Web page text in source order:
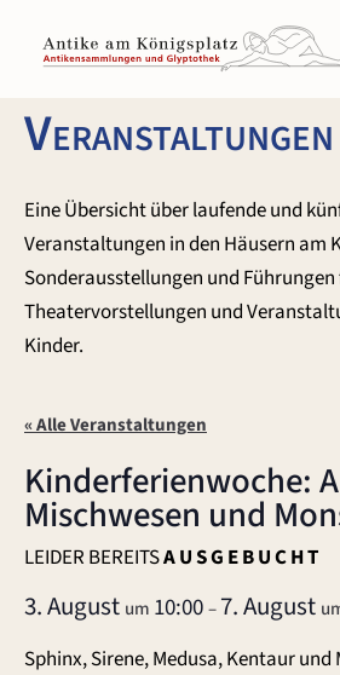
Inhalt
springen
Veranstaltungen
Eine Übersicht über laufende und
Veranstaltungen in den Häusern am
Sonderausstellungen und
Theatervorstellungen und
Kinder.
« Alle Veranstaltungen
Kinderferienwoche:
Mischwesen und
LEIDER BEREITSA U S G E B U C H T
3. August um 10:00–7. August
Sphinx, Sirene, Medusa, Kentaur